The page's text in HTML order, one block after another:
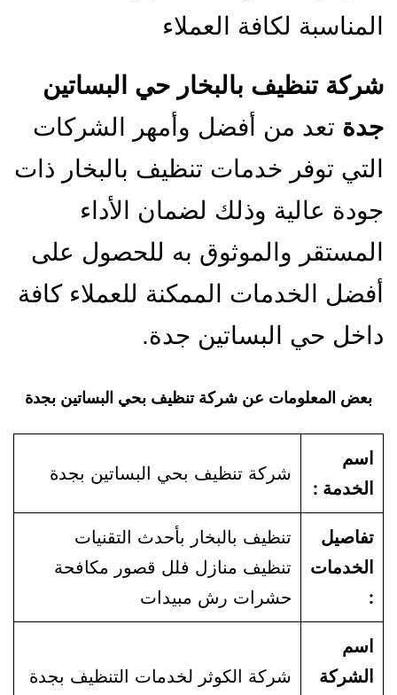
المناسبة لكافة العملاء
شركة تنظيف بالبخار حي البساتين
جدة تعد من أفضل وأمهر الشركات
التي توفر خدمات تنظيف بالبخار ذات
جودة عالية وذلك لضمان الأداء
المستقر والموثوق به للحصول على
أفضل الخدمات الممكنة للعملاء كافة
داخل حي البساتين جدة.
بعض المعلومات عن شركة تنظيف بحي البساتين بجدة
اسم
الخدمة :
شركة تنظيف بحي البساتين بجدة
تفاصيل
الخدمات
:
تنظيف بالبخار بأحدث التقنيات
تنظيف منازل فلل قصور مكافحة
حشرات رش مبيدات
اسم
الشركة
شركة الكوثر لخدمات التنظيف بجدة